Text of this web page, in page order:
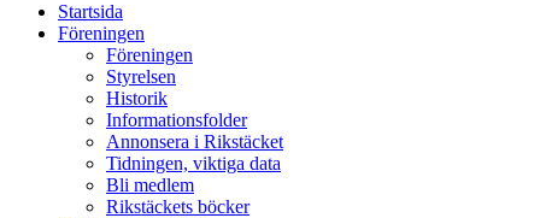
Startsida
Föreningen
Föreningen
Styrelsen
Historik
Informationsfolder
Annonsera i Rikstäcket
Tidningen, viktiga data
Bli medlem
Rikstäckets böcker